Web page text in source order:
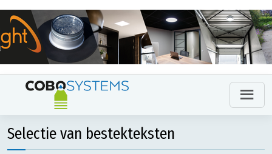
Selectie van bestekteksten